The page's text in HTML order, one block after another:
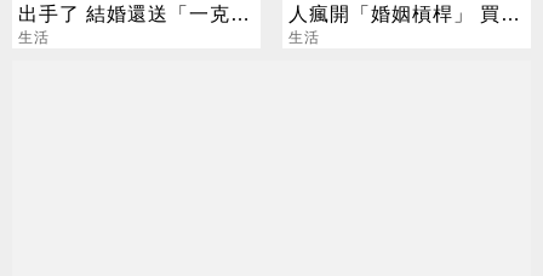
出手了 結婚還送「一克拉
鑽戒」
生活
人瘋開「婚姻槓桿」 買房
拚翻轉階級
生活